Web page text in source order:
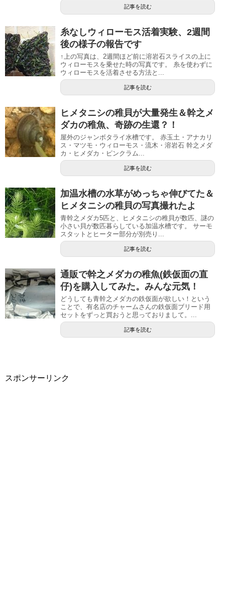
記事を読む
糸なしウィローモス活着実験、2週間
後の様子の報告です
↑上の写真は、2週間ほど前に溶岩石スライスの上に
ウィローモスを乗せた時の写真です。 糸を使わずに
ウィローモスを活着させる方法と...
記事を読む
ヒメタニシの稚貝が大量発生＆幹之メ
ダカの稚魚、奇跡の生還？！
屋外のジャンボタライ水槽です。 赤玉土・アナカリ
ス・マツモ・ウィローモス・流木・溶岩石 幹之メダ
カ・ヒメダカ・ピンクラム...
記事を読む
加温水槽の水草がめっちゃ伸びてた＆
ヒメタニシの稚貝の写真撮れたよ
青幹之メダカ5匹と、ヒメタニシの稚貝が数匹、謎の
小さい貝が数匹暮らしている加温水槽です。 サーモ
スタットとヒーター部分が別売り...
記事を読む
通販で幹之メダカの稚魚(鉄仮面の直
仔)を購入してみた。みんな元気！
どうしても青幹之メダカの鉄仮面が欲しい！という
ことで、有名店のチャームさんの鉄仮面ブリード用
セットをずっと買おうと思っておりまして。...
記事を読む
スポンサーリンク